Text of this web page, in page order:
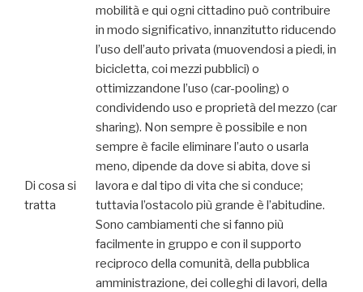
Di cosa si
tratta
mobilità e qui ogni cittadino può contribuire
in modo significativo, innanzitutto riducendo
l’uso dell’auto privata (muovendosi a piedi, in
bicicletta, coi mezzi pubblici) o
ottimizzandone l’uso (car-pooling) o
condividendo uso e proprietà del mezzo (car
sharing). Non sempre è possibile e non
sempre è facile eliminare l’auto o usarla
meno, dipende da dove si abita, dove si
lavora e dal tipo di vita che si conduce;
tuttavia l’ostacolo più grande è l’abitudine.
Sono cambiamenti che si fanno più
facilmente in gruppo e con il supporto
reciproco della comunità, della pubblica
amministrazione, dei colleghi di lavori, della